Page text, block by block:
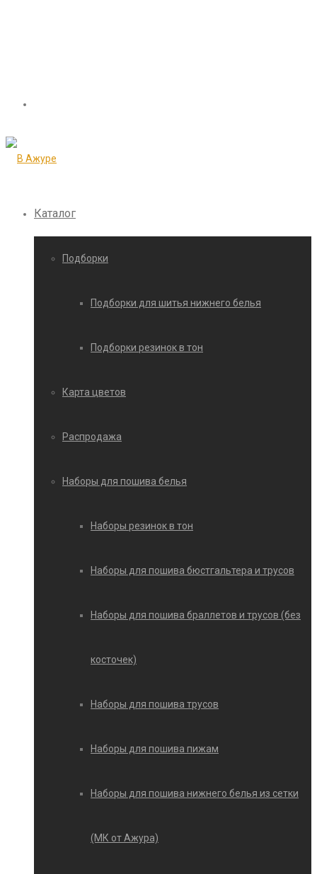
Каталог
Подборки
Подборки для шитья нижнего белья
Подборки резинок в тон
Карта цветов
Распродажа
Наборы для пошива белья
Наборы резинок в тон
Наборы для пошива бюстгальтера и трусов
Наборы для пошива браллетов и трусов (без
косточек)
Наборы для пошива трусов
Наборы для пошива пижам
Наборы для пошива нижнего белья из сетки
(МК от Ажура)